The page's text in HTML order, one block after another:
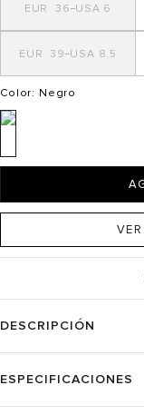
6
36
8.5
39
Color: Negro
DESCRIPCIÓN
ESPECIFICACIONES